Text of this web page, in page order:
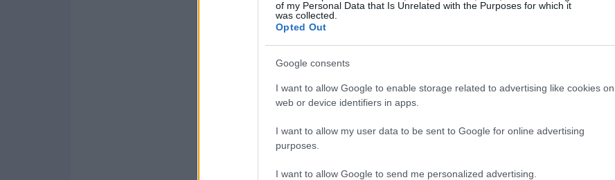
of my Personal Data that Is Unrelated with the Purposes for which it
was collected.
Opted Out
Google consents
I want to allow Google to enable storage related to advertising like cookies on
web or device identifiers in apps.
I want to allow my user data to be sent to Google for online advertising
purposes.
I want to allow Google to send me personalized advertising.